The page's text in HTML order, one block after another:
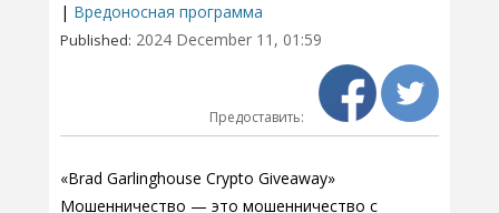
| Вредоносная программа
Published: 2024 December 11, 01:59
Предоставить:
«Brad Garlinghouse Crypto Giveaway»
Мошенничество — это мошенничество с